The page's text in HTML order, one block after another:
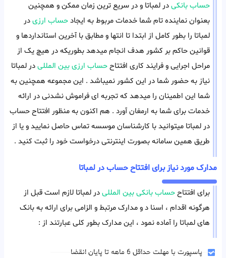
حساب بانکیدر لمباتا و در سریع ترین زمان ممکن و همچنین
بعنوان نماینده تام شما خدمات مربوط به ایجادحساب ارزیدر
لمباتا را بطور کامل از ابتدا تا انتها و مطابق با آخرین استانداردها و
قوانین حاکم بر کشور هدف انجام میدهد بطوریکه در هیچ یک از
مراحل اجرایی و فرایند کاری افتتاححساب ارزی بین المللیدر لمباتا
نیاز به حضور شما در این کشور نمیباشد . این مجموعه همچنین به
شما این اطمینان را میدهد که تجربه ای فراموش نشدنی در ارائه
خدمات برای شما به ارمغان آورد . هم اکنون به منظور افتتاح حساب
در لمباتا میتوانید با کارشناسان موسسه تماس حاصل نمایید و یا از
طریق همین سامانه بصورت اینترنتی درخواست خود را ثبت کنید .
مدارک مورد نیاز برای افتتاح حساب در لمباتا
برای افتتاححساب بانکی بین المللیدر لمباتا لازم است قبل از
هرگونه اقدام ، اسنا د و مدارک مرتبط و الزامی برای ارائه به بانک
های لمباتا را آماده نمود ، این مدارک بطور کلی عبارتند از :
پاسپورت با مهلت حداقل 6 ماهه تا پایان انقضا